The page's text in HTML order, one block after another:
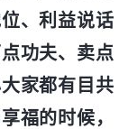
、利益说话
功夫、卖点
家都有目共
福的时候，